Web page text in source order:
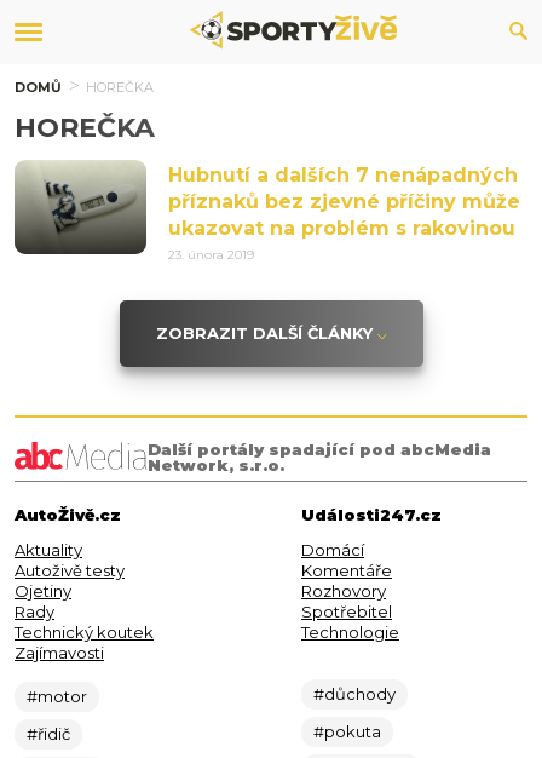
DOMŮ HOREČKA
HOREČKA
Hubnutí a dalších 7 nenápadných
příznaků bez zjevné příčiny může
ukazovat na problém s rakovinou
23. února 2019
ZOBRAZIT DALŠÍ ČLÁNKY
Další portály spadající pod abcMedia
Network, s.r.o.
AutoŽivě.cz
Aktuality
Autoživě testy
Ojetiny
Rady
Technický koutek
Zajímavosti
#motor
#řidič
Události247.cz
Domácí
Komentáře
Rozhovory
Spotřebitel
Technologie
#důchody
#pokuta